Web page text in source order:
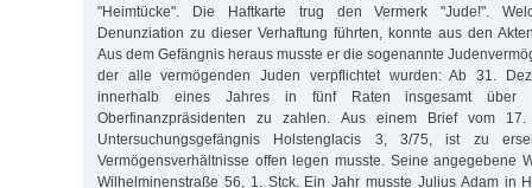
"Heimtücke". Die Haftkarte trug den Vermerk "Jude!".
Denunziation zu dieser Verhaftung führten, konnte aus den
Aus dem Gefängnis heraus musste er die sogenannte
der alle vermögenden Juden verpflichtet wurden: Ab 31.
innerhalb eines Jahres in fünf Raten insgesamt
Oberfinanzpräsidenten zu zahlen. Aus einem Brief vom
Untersuchungsgefängnis Holstenglacis 3, 3/75, ist zu
Vermögensverhältnisse offen legen musste. Seine angegebene
Wilhelminenstraße 56, 1. Stck. Ein Jahr musste Julius Adam in